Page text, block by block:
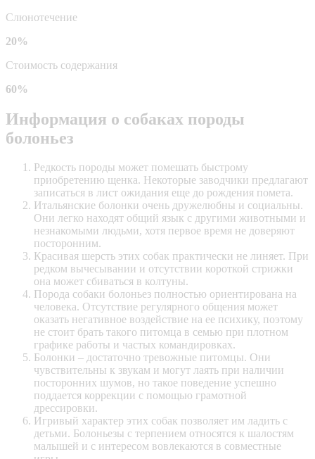
Слюнотечение
20%
Стоимость содержания
60%
Информация о собаках породы
болоньез
Редкость породы может помешать быстрому
приобретению щенка. Некоторые заводчики предлагают
записаться в лист ожидания еще до рождения помета.
Итальянские болонки очень дружелюбны и социальны.
Они легко находят общий язык с другими животными и
незнакомыми людьми, хотя первое время не доверяют
посторонним.
Красивая шерсть этих собак практически не линяет. При
редком вычесывании и отсутствии короткой стрижки
она может сбиваться в колтуны.
Порода собаки болоньез полностью ориентирована на
человека. Отсутствие регулярного общения может
оказать негативное воздействие на ее психику, поэтому
не стоит брать такого питомца в семью при плотном
графике работы и частых командировках.
Болонки – достаточно тревожные питомцы. Они
чувствительны к звукам и могут лаять при наличии
посторонних шумов, но такое поведение успешно
поддается коррекции с помощью грамотной
дрессировки.
Игривый характер этих собак позволяет им ладить с
детьми. Болоньезы с терпением относятся к шалостям
малышей и с интересом вовлекаются в совместные